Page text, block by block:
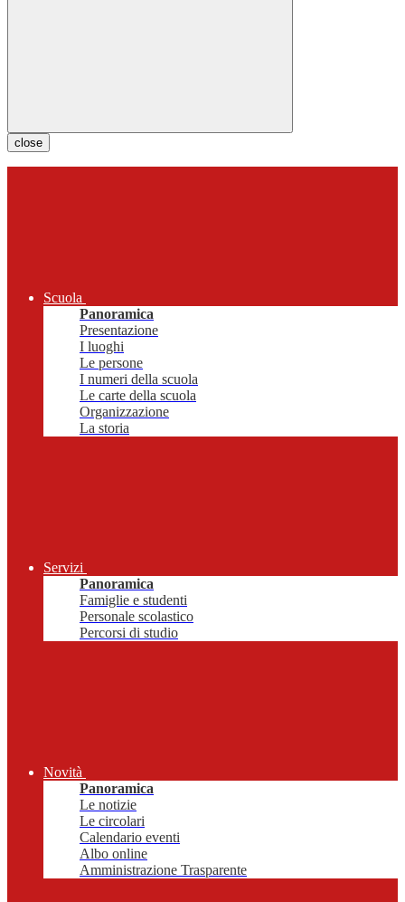
close
Scuola
Panoramica
Presentazione
I luoghi
Le persone
I numeri della scuola
Le carte della scuola
Organizzazione
La storia
Servizi
Panoramica
Famiglie e studenti
Personale scolastico
Percorsi di studio
Novità
Panoramica
Le notizie
Le circolari
Calendario eventi
Albo online
Amministrazione Trasparente